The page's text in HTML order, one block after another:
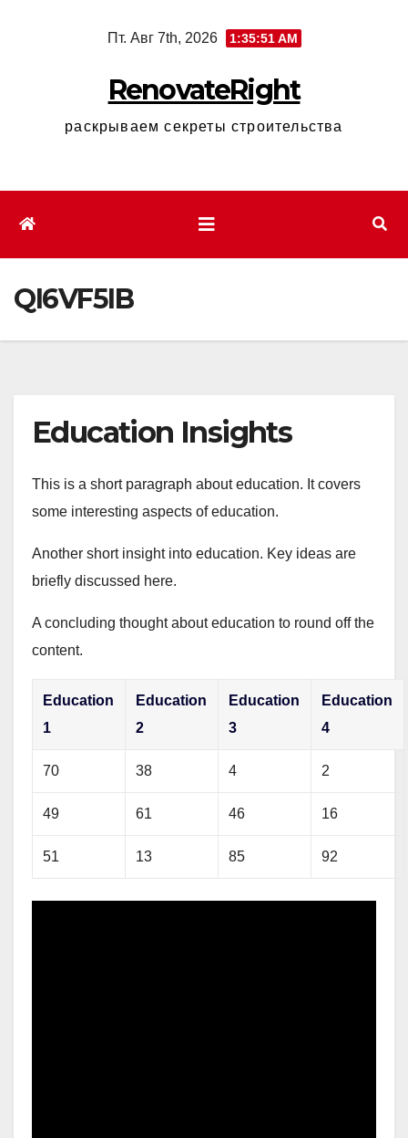
Пт. Авг 7th, 2026 1:35:52 AM
RenovateRight
раскрываем секреты строительства
QI6VF5IB
Education Insights
This is a short paragraph about education. It covers
some interesting aspects of education.
Another short insight into education. Key ideas are
briefly discussed here.
A concluding thought about education to round off the
content.
Education
1
Education
2
Education
3
Education
4
70 38 4 2
49 61 46 16
51 13 85 92